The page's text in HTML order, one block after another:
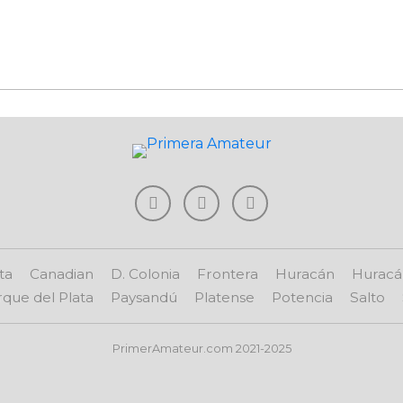
Canadian D. Colonia Frontera Huracán
del Plata
Paysandú Platense Potencia Salto
PrimerAmateur.com 2021-2025